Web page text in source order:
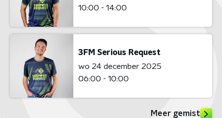
10:00 - 14:00
3FM Serious Request
wo 24 december 2025
06:00 - 10:00
Meer gemist